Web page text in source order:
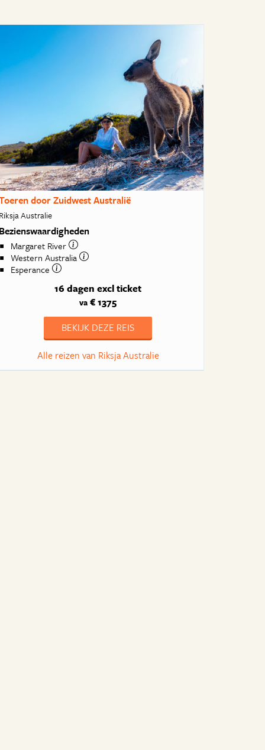
door Zuidwest Australië
Riksja Australie
Bezienswaardigheden
Margaret River
Western Australia
Esperance
16 dagen excl ticket
va € 1375
BEKIJK DEZE REIS
Alle reizen van Riksja Australie